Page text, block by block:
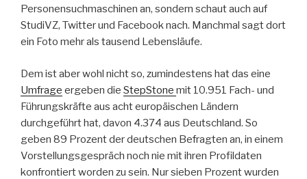
Personensuchmaschinen an, sondern schaut auch auf
StudiVZ, Twitter und Facebook nach. Manchmal sagt dort
ein Foto mehr als tausend Lebensläufe.
Dem ist aber wohl nicht so, zumindestens hat das eine
Umfrage ergeben die StepStone mit 10.951 Fach- und
Führungskräfte aus acht europäischen Ländern
durchgeführt hat, davon 4.374 aus Deutschland. So
geben 89 Prozent der deutschen Befragten an, in einem
Vorstellungsgespräch noch nie mit ihren Profildaten
konfrontiert worden zu sein. Nur sieben Prozent wurden